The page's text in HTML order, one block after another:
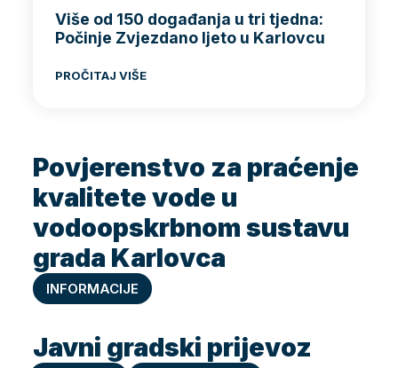
Više od 150 događanja u tri tjedna:
Počinje Zvjezdano ljeto u Karlovcu
PROČITAJ VIŠE
Povjerenstvo za praćenje
kvalitete vode u
vodoopskrbnom sustavu
grada Karlovca
INFORMACIJE
Javni gradski prijevoz